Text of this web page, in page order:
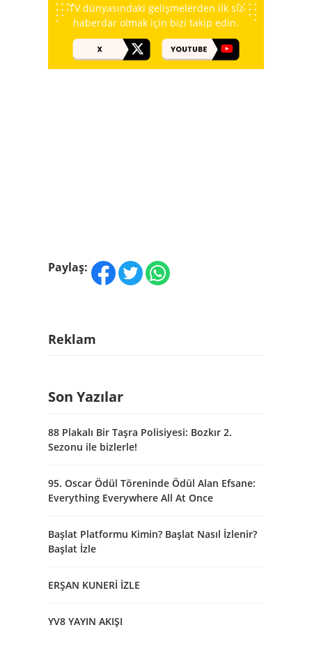
TV dünyasındaki gelişmelerden ilk siz
haberdar olmak için bizi takip edin.
Paylaş:
Reklam
Son Yazılar
88 Plakalı Bir Taşra Polisiyesi: Bozkır 2.
Sezonu ile bizlerle!
95. Oscar Ödül Töreninde Ödül Alan Efsane:
Everything Everywhere All At Once
Başlat Platformu Kimin? Başlat Nasıl İzlenir?
Başlat İzle
ERŞAN KUNERİ İZLE
YV8 YAYIN AKIŞI